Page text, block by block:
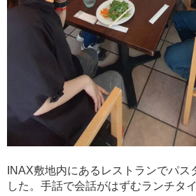
INAX敷地内にあるレストランでパス
した。手話で会話がはずむランチタイ